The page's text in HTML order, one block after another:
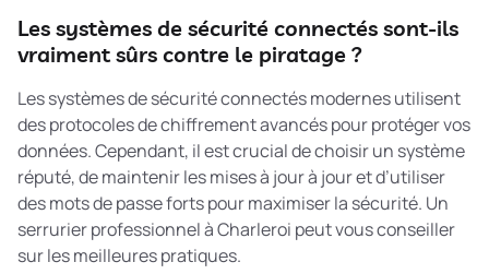
Les systèmes de sécurité connectés sont-ils
vraiment sûrs contre le piratage ?
Les systèmes de sécurité connectés modernes utilisent
des protocoles de chiffrement avancés pour protéger vos
données. Cependant, il est crucial de choisir un système
réputé, de maintenir les mises à jour à jour et d’utiliser
des mots de passe forts pour maximiser la sécurité. Un
serrurier professionnel à Charleroi peut vous conseiller
sur les meilleures pratiques.